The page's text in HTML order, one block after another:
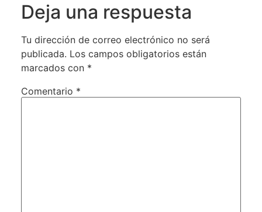
Deja una respuesta
Tu dirección de correo electrónico no será
publicada. Los campos obligatorios están
marcados con *
Comentario *